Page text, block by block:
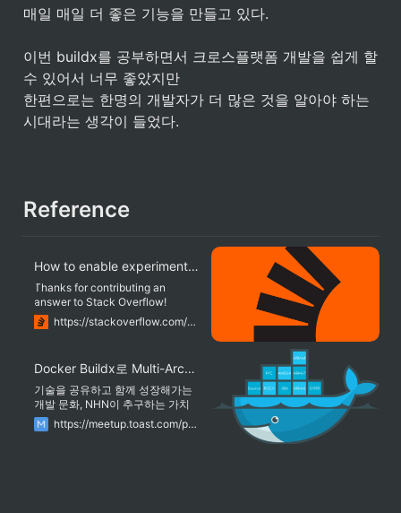
매일 매일 더 좋은 기능을 만들고 있다.
이번 buildx를 공부하면서 크로스플랫폼 개발을 쉽게 할
수 있어서 너무 좋았지만
한편으로는 한명의 개발자가 더 많은 것을 알아야 하는
시대라는 생각이 들었다.
Reference
How to enable experimental Docker CLI features
Thanks for contributing an
answer to Stack Overflow!
Please be sure to answer the
question. Provide details and
to other answers. Making
statements based on opinion;
back them up with references or
personal experience. To learn
more, see our tips on writing
https://stackoverflow.com/questions/57937733/how-to-enable-experimental-docker-cli-features
Docker Buildx로 Multi-Archtecture Image 빌드하기 : NHN Cloud Meetup
기술을 공유하고 함께 성장해가는
개발 문화, NHN이 추구하는 가치
입니다.
https://meetup.toast.com/posts/255